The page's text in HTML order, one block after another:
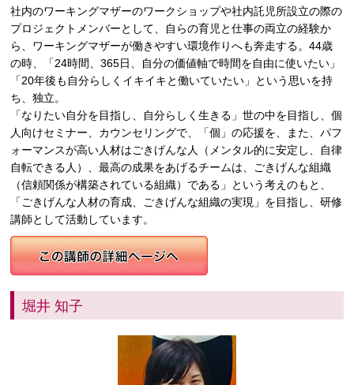
社内のワーキングマザーのワークショップや社内託児所設立の際の
プロジェクトメンバーとして、自らの育児と仕事の両立の経験か
ら、ワーキングマザーが働きやすい環境作りへも奔走する。44歳
の時、「24時間、365日、自分の価値軸で時間を自由に使いたい」
「20年後も自分らしくイキイキと働いていたい」という思いを持
ち、独立。
「なりたい自分を目指し、自分らしく生きる」世の中を目指し、個
人向けセミナー、カウンセリングで、「個」の応援を、また、パフ
ォーマンスが高い人材はごきげんな人（メンタル的に安定し、自律
自転できる人）、最高の成果をあげるチームは、ごきげんな組織
（信頼関係が構築されている組織）である」という考えのもと、
「ごきげんな人材の育成、ごきげんな組織の実現」を目指し、研修
講師として活動しています。
堀井 知子